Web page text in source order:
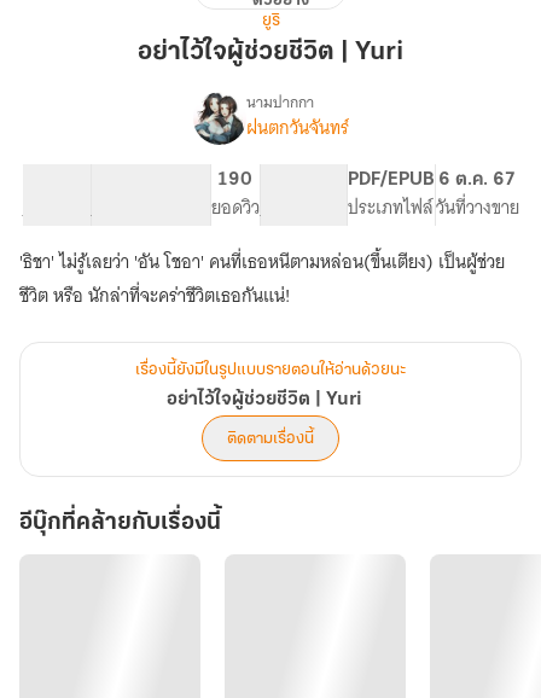
ผู้
ยูริ
อย่าไว้ใจผู้ช่วยชีวิต | Yuri
เรื่อง
ชีวิต
|
Yuri
นามปากกา
ฝนตกวันจันทร์
จำนวนคำ จำนวนหน้า (A5)
190
ยอดวิวระดับเนื้อหา
PDF/EPUB
ประเภทไฟล์
6 ต.ค. 67
วันที่วางขาย
'ธิชา' ไม่รู้เลยว่า 'อัน โชอา' คนที่เธอหนีตามหล่อน(ขึ้นเตียง) เป็นผู้ช่วย
ชีวิต หรือ นักล่าที่จะคร่าชีวิตเธอกันแน่!
เรื่องนี้ยังมีในรูปแบบรายตอนให้อ่านด้วยนะ
อย่าไว้ใจผู้ช่วยชีวิต | Yuri
ติดตามเรื่องนี้
อีบุ๊กที่คล้ายกับเรื่องนี้